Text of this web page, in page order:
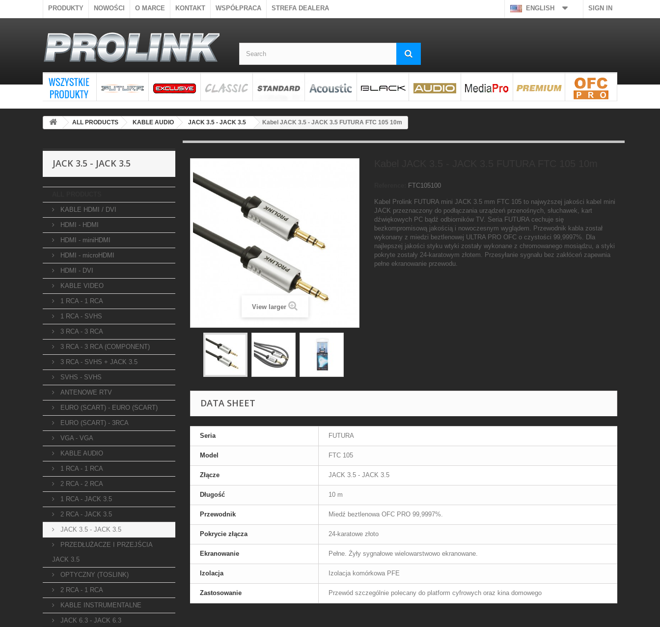
SIGN IN
ENGLISH
PRODUKTY NOWOŚCI O MARCE KONTAKT WSPÓŁPRACA STREFA DEALERA
ALL PRODUCTS KABLE AUDIO JACK 3.5 - JACK 3.5 Kabel JACK 3.5 - JACK 3.5 FUTURA FTC 105 10m
JACK 3.5 - JACK 3.5
KABLE HDMI / DVI
HDMI - HDMI
HDMI - miniHDMI
HDMI - microHDMI
HDMI - DVI
KABLE VIDEO
1 RCA - 1 RCA
1 RCA - SVHS
3 RCA - 3 RCA
3 RCA - 3 RCA (COMPONENT)
3 RCA - SVHS + JACK 3.5
SVHS - SVHS
ANTENOWE RTV
EURO (SCART) - EURO (SCART)
EURO (SCART) - 3RCA
VGA - VGA
KABLE AUDIO
1 RCA - 1 RCA
2 RCA - 2 RCA
1 RCA - JACK 3.5
2 RCA - JACK 3.5
JACK 3.5 - JACK 3.5
PRZEDŁUŻACZE I PRZEJŚCIA
JACK 3.5
OPTYCZNY (TOSLINK)
2 RCA - 1 RCA
KABLE INSTRUMENTALNE
JACK 6.3 - JACK 6.3
View larger
FTC105100
Kabel Prolink FUTURA mini JACK 3.5 mm FTC 105 to najwyższej jakości kabel mini
JACK przeznaczony do podłączania urządzeń przenośnych, słuchawek, kart
dźwiękowych PC bądź odbiorników TV. Seria FUTURA cechuje się
bezkompromisową jakością i nowoczesnym wyglądem. Przewodnik kabla został
wykonany z miedzi beztlenowej ULTRA PRO OFC o czystości 99,9997%. Dla
najlepszej jakości styku wtyki zostały wykonane z chromowanego mosiądzu, a styki
pokryte zostały 24-karatowym złotem. Przesyłanie sygnału bez zakłóceń zapewnia
pełne ekranowanie przewodu.
DATA SHEET
Seria FUTURA
Model FTC 105
Złącze JACK 3.5 - JACK 3.5
Długość 10 m
Przewodnik Miedź beztlenowa OFC PRO 99,9997%.
Pokrycie złącza 24-karatowe złoto
Ekranowanie Pełne. Żyły sygnałowe wielowarstwowo ekranowane.
Izolacja Izolacja komórkowa PFE
Zastosowanie Przewód szczególnie polecany do platform cyfrowych oraz kina domowego